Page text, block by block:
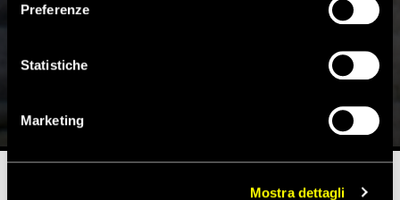
Preferenze
Statistiche
Marketing
Mostra dettagli
Usa di separare i bambini dai
genitori al confine: “è tortura”
19 Giugno 2018